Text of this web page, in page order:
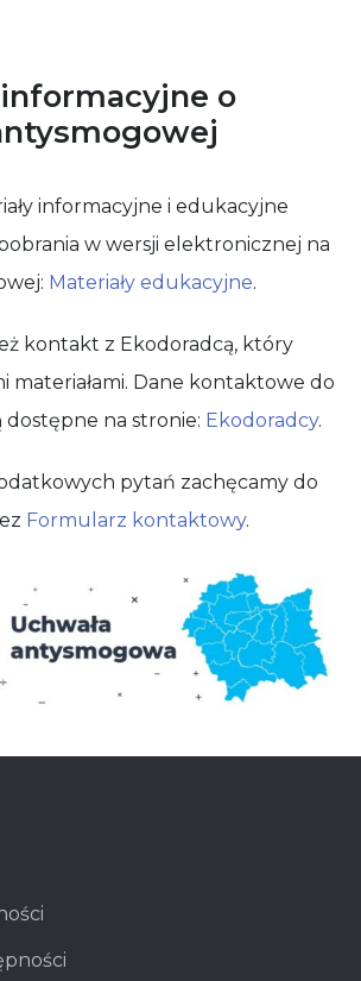
informacyjne o
informacyjne i edukacyjne
w wersji elektronicznej na
Materiały edukacyjne.
kontakt z Ekodoradcą, który
materiałami. Dane kontaktowe do
dostępne na stronie: Ekodoradcy.
pytań zachęcamy do
Formularz kontaktowy.